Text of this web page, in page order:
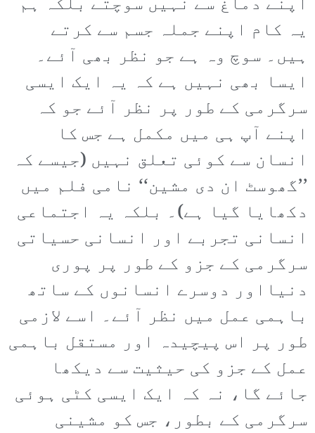
یہ کام اپنے جملہ جسم سے کرتے
ہیں۔ سوچ وہ ہے جو نظر بھی آئے۔
ایسا بھی نہیں ہے کہ یہ ایک ایسی
سرگرمی کے طور پر نظر آئے جو کہ
اپنے آپ ہی میں مکمل ہے جس کا
انسان سے کوئی تعلق نہیں (جیسے کہ
’’گھوسٹ ان دی مشین‘‘ نامی فلم میں
دکھایا گیا ہے)۔ بلکہ یہ اجتماعی
انسانی تجربے اور انسانی حسیاتی
سرگرمی کے جزو کے طور پر پوری
دنیااور دوسرے انسانوں کے ساتھ
باہمی عمل میں نظر آئے۔ اسے لازمی
طور پر اس پیچیدہ اور مستقل باہمی
عمل کے جزو کی حیثیت سے دیکھا
جائے گا، نہ کہ ایک ایسی کٹی ہوئی
سرگرمی کے بطور، جس کو مشینی